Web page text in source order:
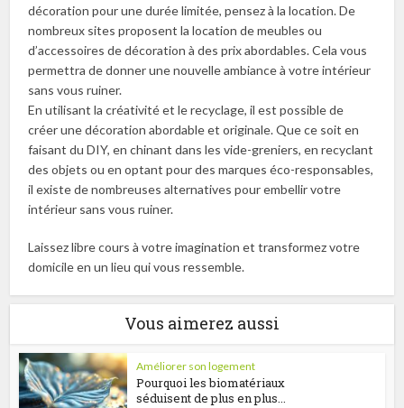
décoration pour une durée limitée, pensez à la location. De
nombreux sites proposent la location de meubles ou
d’accessoires de décoration à des prix abordables. Cela vous
permettra de donner une nouvelle ambiance à votre intérieur
sans vous ruiner.
En utilisant la créativité et le recyclage, il est possible de
créer une décoration abordable et originale. Que ce soit en
faisant du DIY, en chinant dans les vide-greniers, en recyclant
des objets ou en optant pour des marques éco-responsables,
il existe de nombreuses alternatives pour embellir votre
intérieur sans vous ruiner.
Laissez libre cours à votre imagination et transformez votre
domicile en un lieu qui vous ressemble.
Vous aimerez aussi
Améliorer son logement
Pourquoi les biomatériaux
séduisent de plus en plus...